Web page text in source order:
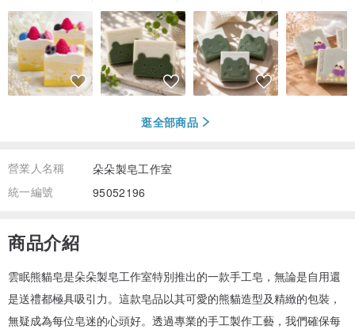
逛全部商品
營業人名稱
朵朵製皂工作室
統一編號
95052196
商品介紹
雲眠熊貓皂是朵朵製皂工作室特別推出的一款手工皂，無論是自用還
是送禮都極具吸引力。這款皂品以其可愛的熊貓造型及精緻的包裝，
無疑成為每位皂迷的心頭好。透過專業的手工製作工藝，我們確保每